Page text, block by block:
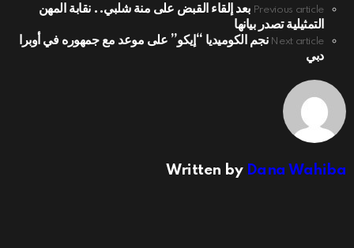
See
more
Previous article بعد إلقاء القبض على منة شلبي.. نقابة المهن
التمثيلية تصدر بيانها
Next article نجم الكوميديا “إيكو” على موعد مع جمهوره في أوبرا
دبي
Written by Dana Wahiba